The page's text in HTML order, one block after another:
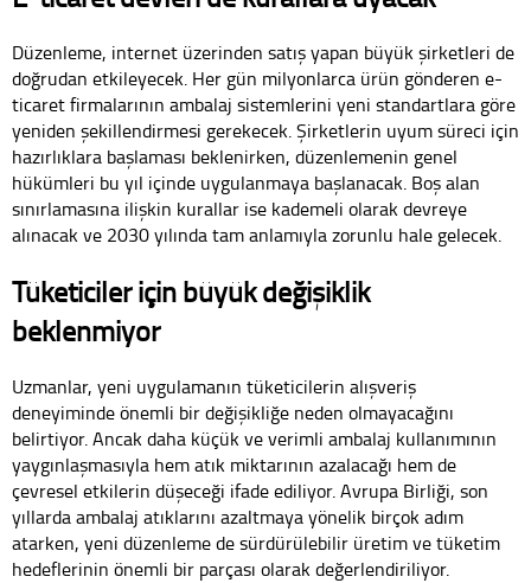
Düzenleme, internet üzerinden satış yapan büyük şirketleri de
doğrudan etkileyecek. Her gün milyonlarca ürün gönderen e-
ticaret firmalarının ambalaj sistemlerini yeni standartlara göre
yeniden şekillendirmesi gerekecek. Şirketlerin uyum süreci için
hazırlıklara başlaması beklenirken, düzenlemenin genel
hükümleri bu yıl içinde uygulanmaya başlanacak. Boş alan
sınırlamasına ilişkin kurallar ise kademeli olarak devreye
alınacak ve 2030 yılında tam anlamıyla zorunlu hale gelecek.
Tüketiciler için büyük değişiklik
beklenmiyor
Uzmanlar, yeni uygulamanın tüketicilerin alışveriş
deneyiminde önemli bir değişikliğe neden olmayacağını
belirtiyor. Ancak daha küçük ve verimli ambalaj kullanımının
yaygınlaşmasıyla hem atık miktarının azalacağı hem de
çevresel etkilerin düşeceği ifade ediliyor. Avrupa Birliği, son
yıllarda ambalaj atıklarını azaltmaya yönelik birçok adım
atarken, yeni düzenleme de sürdürülebilir üretim ve tüketim
hedeflerinin önemli bir parçası olarak değerlendiriliyor.